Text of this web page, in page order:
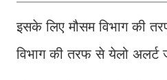
इसके लिए मौसम विभाग की
विभाग की तरफ से येलो अलर्ट